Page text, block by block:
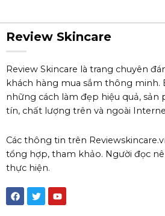
Review Skincare
Review Skincare là trang chuyên
khách hàng mua sắm thông minh.
những cách làm đẹp hiệu quả, sản
tín, chất lượng trên và ngoài
Các thông tin trên
tổng hợp, tham khảo. Người đọc
thực hiện.
F
a
c
T
w
i
Y
o
u